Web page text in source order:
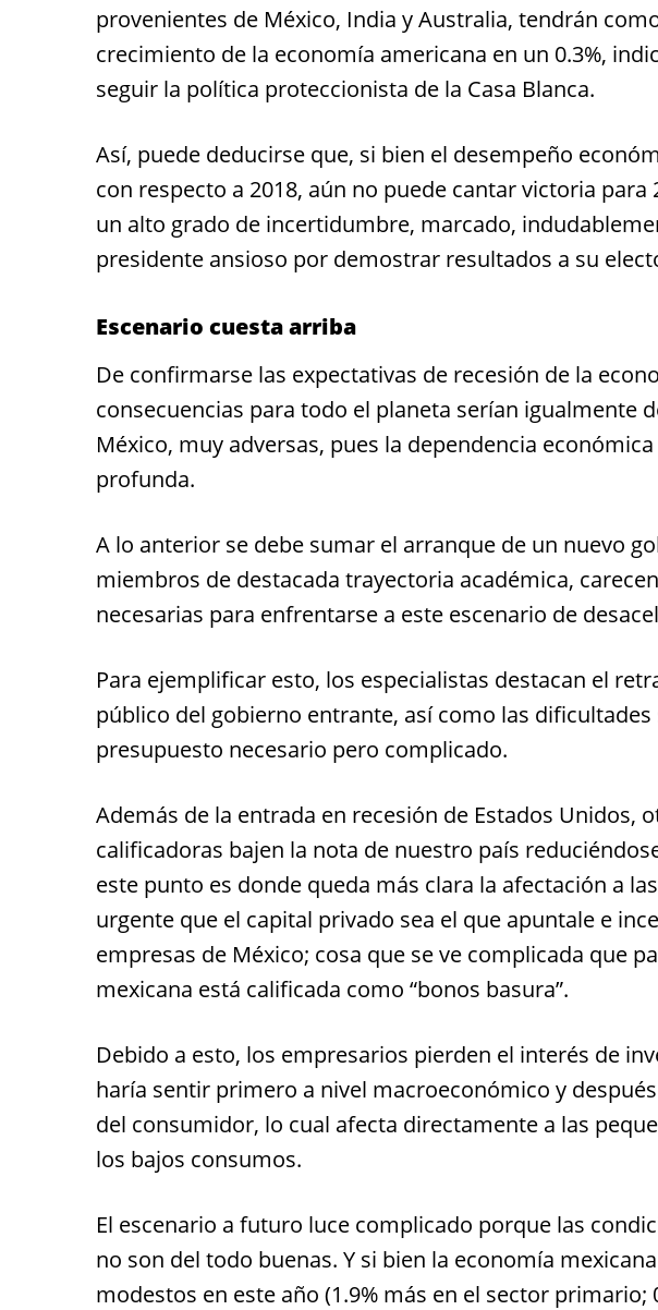
provenientes de México, India y Australia, tendrán
crecimiento de la economía americana en un 0.3%,
seguir la política proteccionista de la Casa Blanca.
Así, puede deducirse que, si bien el desempeño
con respecto a 2018, aún no puede cantar victoria
un alto grado de incertidumbre, marcado,
presidente ansioso por demostrar resultados a su
Escenario cuesta arriba
De confirmarse las expectativas de recesión de la
consecuencias para todo el planeta serían igualmente
México, muy adversas, pues la dependencia
profunda.
A lo anterior se debe sumar el arranque de un nuevo
miembros de destacada trayectoria académica,
necesarias para enfrentarse a este escenario de
Para ejemplificar esto, los especialistas destacan el
público del gobierno entrante, así como las
presupuesto necesario pero complicado.
Además de la entrada en recesión de Estados Unidos,
calificadoras bajen la nota de nuestro país
este punto es donde queda más clara la afectación a
urgente que el capital privado sea el que apuntale e
empresas de México; cosa que se ve complicada que
mexicana está calificada como “bonos basura”.
Debido a esto, los empresarios pierden el interés de
haría sentir primero a nivel macroeconómico y
del consumidor, lo cual afecta directamente a las
los bajos consumos.
El escenario a futuro luce complicado porque las
no son del todo buenas. Y si bien la economía
modestos en este año (1.9% más en el sector primario;